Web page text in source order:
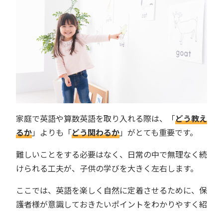
家庭で英語や算数英語を取り入れる際は、「どう教え
るか」よりも「どう関わるか」がとても重要です。
難しいことをする必要はなく、日常の中で無理なく続
けられる工夫が、子供の学びを大きく左右します。
ここでは、英語を楽しく自然に定着させるために、保
護者様が意識しておきたいポイントをわかりやすく紹